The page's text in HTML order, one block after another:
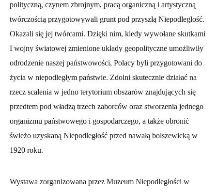
polityczną, czynem zbrojnym, pracą organiczną i artystyczną
twórczością przygotowywali grunt pod przyszłą Niepodległość.
Okazali się jej twórcami. Dzięki nim, kiedy wywołane skutkami
I wojny światowej zmienione układy geopolityczne umożliwiły
odrodzenie naszej państwowości, Polacy byli przygotowani do
życia w niepodległym państwie. Zdolni skutecznie działać na
rzecz scalenia w jedno terytorium obszarów znajdujących się
przedtem pod władzą trzech zaborców oraz stworzenia jednego
organizmu państwowego i gospodarczego, a także obronić
świeżo uzyskaną Niepodległość przed nawałą bolszewicką w
1920 roku.
Wystawa zorganizowana przez Muzeum Niepodległości w